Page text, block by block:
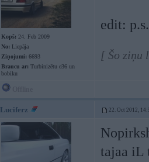
Kopš: 24. Feb 2009
No: Liepāja
Ziņojumi: 6693
Braucu ar: Turbinizētu e36 un
bobiku
edit:
[ Šo ziņu
Luciferz 22. Oct 2012,
tajaa iL